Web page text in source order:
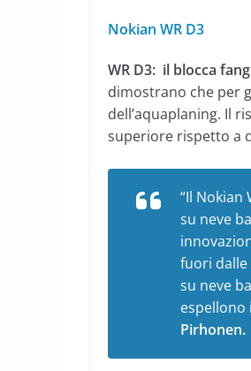
Nokian WR D3
WR D3: il blocca
dimostrano che per
dell’aquaplaning. Il
superiore rispetto a
“Il Nokian
su neve
fuori dalle
su neve
espellono
Pirhonen.